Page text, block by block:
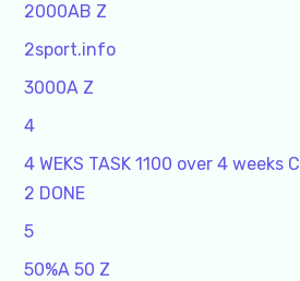
2000AB Z
2sport.info
3000A Z
4
4 WEKS TASK 1100 over 4 weeks
2 DONE
5
50%A 50 Z